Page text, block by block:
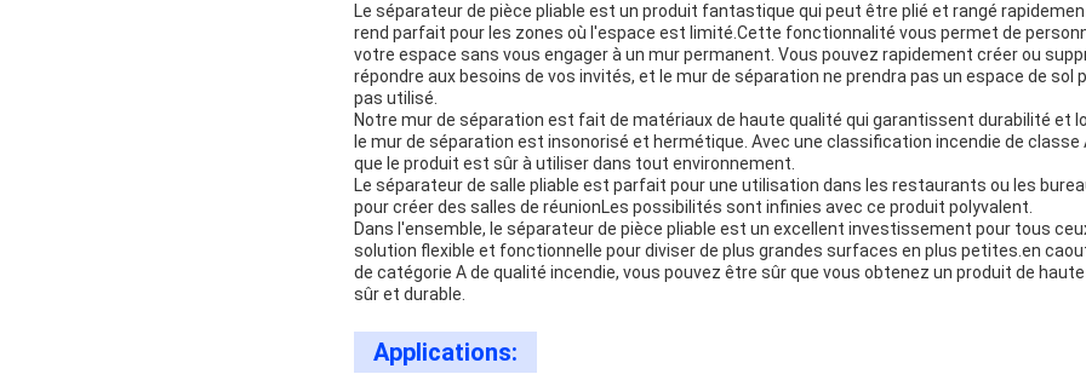
Le séparateur de pièce pliable est un produit fantastique qui peut être plié et rangé
rend parfait pour les zones où l'espace est limité.Cette fonctionnalité vous permet de
votre espace sans vous engager à un mur permanent. Vous pouvez rapidement créer ou
répondre aux besoins de vos invités, et le mur de séparation ne prendra pas un espace de sol
pas utilisé.
Notre mur de séparation est fait de matériaux de haute qualité qui garantissent durabilité et
le mur de séparation est insonorisé et hermétique. Avec une classification incendie de classe
que le produit est sûr à utiliser dans tout environnement.
Le séparateur de salle pliable est parfait pour une utilisation dans les restaurants ou les
pour créer des salles de réunionLes possibilités sont infinies avec ce produit polyvalent.
Dans l'ensemble, le séparateur de pièce pliable est un excellent investissement pour tous
solution flexible et fonctionnelle pour diviser de plus grandes surfaces en plus petites.en
de catégorie A de qualité incendie, vous pouvez être sûr que vous obtenez un produit de
sûr et durable.
Applications: